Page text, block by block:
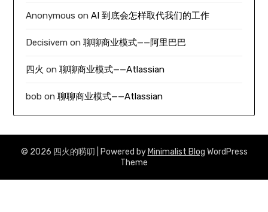
Anonymous onAI 到底会怎样取代我们的工作
Decisivem on聊聊商业模式——阿里巴巴
四火 on聊聊商业模式——Atlassian
bob on聊聊商业模式——Atlassian
© 2026 四火的唠叨 | Powered by Minimalist Blog WordPress
Theme